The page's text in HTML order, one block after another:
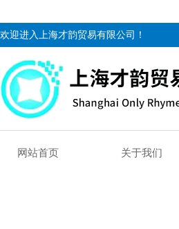
欢迎进入上海才韵贸易有限公司！
网站首页 关于我们